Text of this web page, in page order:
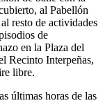
al Pabellón
resto de actividades
de
en la Plaza del
Recinto Interpeñas,
libre.
últimas horas de las